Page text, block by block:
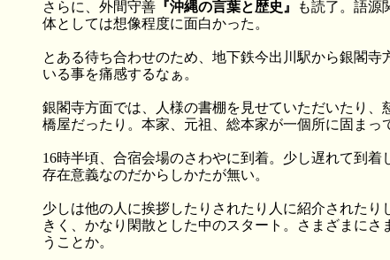
さらに、外間守善 『沖縄の言葉と歴史』
も読了。語源
体としては想像程度に面白かった。
とある待ち合わせのため、地下鉄今出川駅から銀閣
いる事を痛感するなぁ。
銀閣寺方面では、人様の書棚を見せていただいたり
橋屋だったり。本家、元祖、総本家が一個所に固まっ
16時半頃、合宿会場のさわやに到着。少し遅れて到
存在意義なのだからしかたが無い。
少しは他の人に挨拶したりされたり人に紹介された
きく、かなり閑散とした中のスタート。さまざまに
うことか。